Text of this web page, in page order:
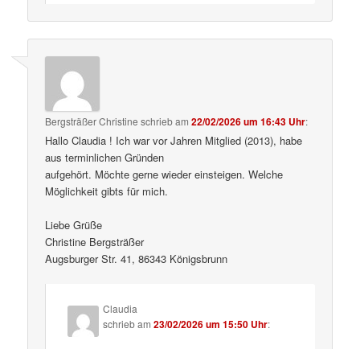
Bergsträßer Christine schriebam22/02/2026 um 16:43 Uhr:
Hallo Claudia ! Ich war vor Jahren Mitglied (2013), habe
aus terminlichen Gründen
aufgehört. Möchte gerne wieder einsteigen. Welche
Möglichkeit gibts für mich.
Liebe Grüße
Christine Bergsträßer
Augsburger Str. 41, 86343 Königsbrunn
Claudia
schriebam23/02/2026 um 15:50 Uhr: